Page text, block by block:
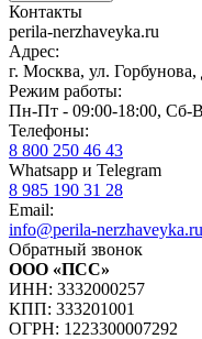
Контакты
perila-nerzhaveyka.ru
Адрес:
г. Москва, ул.
Режим работы:
Пн-Пт - 09:00-18:00, Сб-
Телефоны:
8 800 250 46 43
Whatsapp и Telegram
8 985 190 31 28
Email:
info@perila-nerzhaveyka.ru
Обратный звонок
ООО «ПСС»
ИНН: 3332000257
КПП: 333201001
ОГРН: 1223300007292